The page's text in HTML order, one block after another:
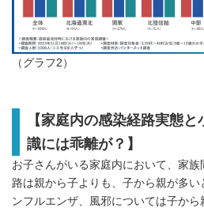
（グラフ2）
【家庭内の感染経路実態
識には乖離が？】
お子さんがいる家庭内において、家
路は親から子よりも、子から親が多
ンフルエンザ、風邪については子から